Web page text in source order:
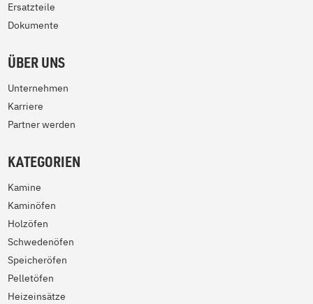
Ersatzteile
Dokumente
ÜBER UNS
Unternehmen
Karriere
Partner werden
KATEGORIEN
Kamine
Kaminöfen
Holzöfen
Schwedenöfen
Speicheröfen
Pelletöfen
Heizeinsätze